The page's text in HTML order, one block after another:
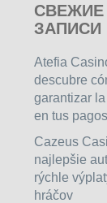
СВЕЖИЕ
ЗАПИСИ
Atefia
descubre
garantizar
en tus
Cazeus
najlepšie
rýchle
hráčov